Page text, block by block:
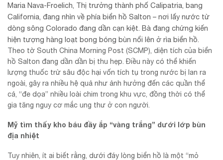
Maria Nava-Froelich, Thị trưởng thành phố Calipatria, bang
California, đang nhìn về phía biển hồ Salton – nơi lấy nước từ
dòng sông Colorado đang dần cạn kiệt. Bà đang chứng kiến
hiện tượng hàng loạt bong bóng bùn nổi lên ở rìa biển hồ.
Theo tờ South China Morning Post (SCMP), diện tích của biển
hồ Salton đang dần dần bị thu hẹp. Điều này có thể khiến
lượng thuốc trừ sâu độc hại vốn tích tụ trong nước bị lan ra
ngoài, gây ra nhiều hệ quả như ảnh hưởng đến các quần thể
cá, “đe dọa” nhiều loài chim trong khu vực, đồng thời có thể
gia tăng nguy cơ mắc ung thư ở con người.
Mỹ tìm thấy kho báu đầy ắp “vàng trắng” dưới lớp bùn
địa nhiệt
Tuy nhiên, ít ai biết rằng, dưới đáy lòng biển hồ là một “mỏ